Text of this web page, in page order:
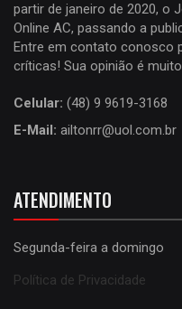
partir de janeiro de 2020, o
Online AC, passando a
Entre em contato conosco
críticas! Sua opinião é
Celular: (48) 9 9619-3168
E-Mail: ailtonrr@uol.com.br
ATENDIMENTO
Segunda-feira a domingo
Política de Privacidade